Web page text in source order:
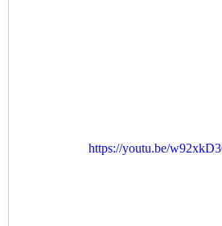
https://youtu.be/